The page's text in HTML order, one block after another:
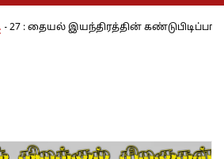
கண்டுபிடிப்பாளர் யார்? -